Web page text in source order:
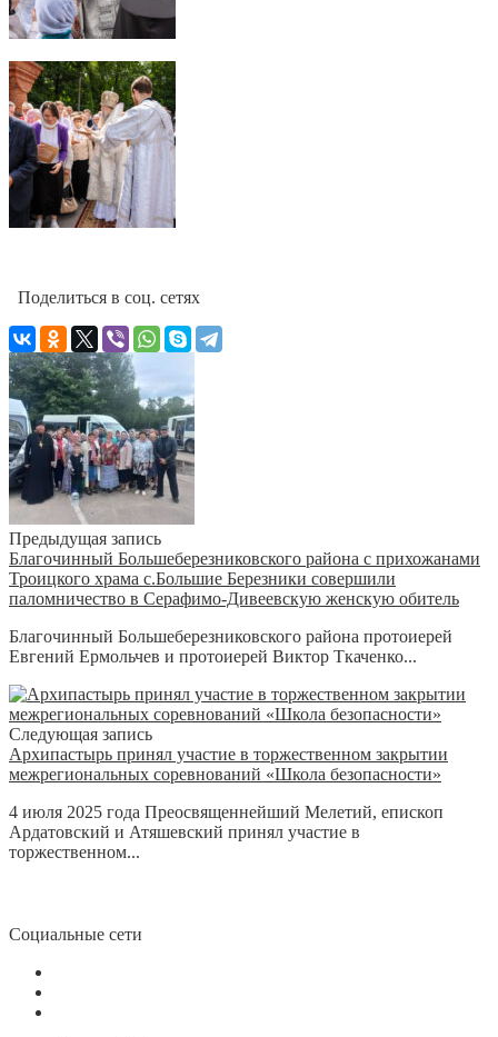
Поделиться в соц. сетях
Предыдущая запись
Благочинный Большеберезниковского района с прихожанами
Троицкого храма с.Большие Березники совершили
паломничество в Серафимо-Дивеевскую женскую обитель
Благочинный Большеберезниковского района протоиерей
Евгений Ермольчев и протоиерей Виктор Ткаченко...
Следующая запись
Архипастырь принял участие в торжественном закрытии
межрегиональных соревнований «Школа безопасности»
4 июля 2025 года Преосвященнейший Мелетий, епископ
Ардатовский и Атяшевский принял участие в
торжественном...
Социальные сети